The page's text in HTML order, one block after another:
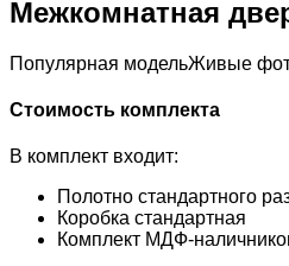
Межкомнатная
Популярная модельЖивые
Стоимость комплекта
В комплект входит:
Полотно стандартного
Коробка стандартная
Комплект МДФ-